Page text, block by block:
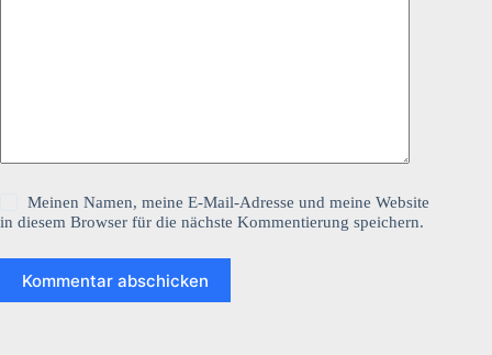
Meinen Namen, meine E-Mail-Adresse und meine Website
in diesem Browser für die nächste Kommentierung speichern.
Kommentar abschicken